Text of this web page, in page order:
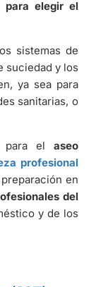
para elegir el
sistemas de
suciedad y los
ya sea para
sanitarias, o
para el aseo
profesional
en
del
y de los